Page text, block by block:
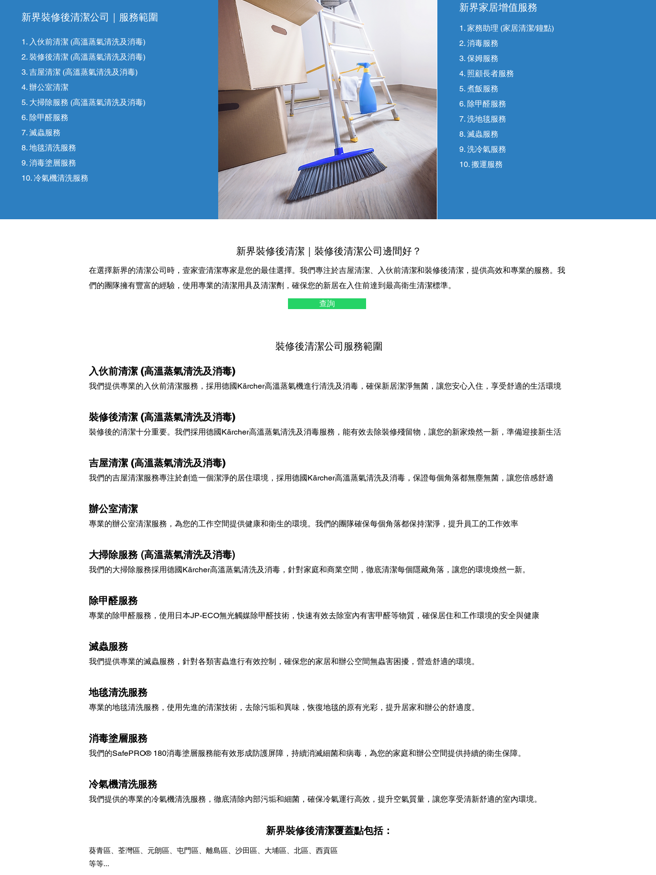
新界裝修後清潔公司｜ 服務範圍
1. 入伙前清潔 (高溫蒸氣清洗及消毒)
2. 裝修後清潔 (高溫蒸氣清洗及消毒)
3. 吉屋清潔 (高溫蒸氣清洗及消毒)
4. 辦公室清潔
5. 大掃除服務 (高溫蒸氣清洗及消毒)
6. 除甲醛服務
7. 滅蟲服務
8. ​地毯清洗服務
9. 消毒塗層服務
10. 冷氣機清洗服務
新界家居增值服務
1. 家務助理 (家居清潔/鐘點)
2. 消毒服務
3. 保姆服務
4. 照顧長者服務
5. 煮飯服務
6. 除甲醛服務
7. 洗地毯服務
8. 滅蟲服務
9. 洗冷氣服務
10. 搬運服務
新界裝修後清潔｜裝修後清潔公司邊間好？
在選擇新界的清潔公司時，壹家壹清潔專家是您的最佳選擇。我們專注於吉屋清潔、入伙前清潔和裝修後清潔，提供高效和專業的服務。我
們的團隊擁有豐富的經驗，使用專業的清潔用具及清潔劑，確保您的新居在入住前達到最高衛生清潔標準。
查詢
裝修後清潔公司服務範圍
入伙前清潔 (高溫蒸氣清洗及消毒)
我們提供專業的入伙前清潔服務，採用德國Kärcher高溫蒸氣機進行清洗及消毒，確保新居潔淨無菌，讓您安心入住，享受舒適的生活環境
裝修後清潔 (高溫蒸氣清洗及消毒)
裝修後的清潔十分重要。我們採用德國Kärcher高溫蒸氣清洗及消毒服務，能有效去除裝修殘留物，讓您的新家煥然一新，準備迎接新生活
吉屋清潔 (高溫蒸氣清洗及消毒)
我們的吉屋清潔服務專注於創造一個潔淨的居住環境， 採用德國Kärcher高溫蒸氣清洗及消毒，保證每個角落都無塵無菌，讓您倍感舒適
辦公室清潔
專業的辦公室清潔服務，為您的工作空間提供健康和衛生的環境。我們的團隊確保每個角落都保持潔淨，提升員工的工作效率
大掃除服務 (高溫蒸氣清洗及消毒)
我們的大掃除服務採用德國Kärcher高溫蒸氣清洗及消毒，針對家庭和商業空間，徹底清潔每個隱藏角落，讓您的環境煥然一新。
除甲醛服務
專業的除甲醛服務，使用日本JP-ECO無光觸媒除甲醛技術，快速有效去除室內有害甲醛等物質，確保居住和工作環境的安全與健康
滅蟲服務
我們提供專業的滅蟲服務，針對各類害蟲進行有效控制，確保您的家居和辦公空間無蟲害困擾，營造舒適的環境。
地毯清洗服務
專業的地毯清洗服務，使用先進的清潔技術，去除污垢和異味，恢復地毯的原有光彩，提升居家和辦公的舒適度。
消毒塗層服務
我們的SafePRO® 180消毒塗層服務能有效形成防護屏障，持續消滅細菌和病毒，為您的家庭和辦公空間提供持續的衛生保障。
冷氣機清洗服務
我們提供的專業的冷氣機清洗服務，徹底清除內部污垢和細菌，確保冷氣運行高效，提升空氣質量，讓您享受清新舒適的室內環境。
新界裝修後清潔覆蓋點包括：
葵青區、荃灣區、元朗區、屯門區、離島區、沙田區、大埔區、北區、西貢區
等等...